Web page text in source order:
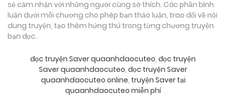
sẻ cảm nhận với những người cùng sở thích. Các phần bình
luận dưới mỗi chương cho phép bạn thảo luận, trao đổi về nội
dung truyện, tạo thêm hứng thú trong từng chương truyện
bạn đọc.
đọc truyện Saver quaanhdaocuteo, đọc truyện
Saver quaanhdaocuteo, đọc truyện Saver
quaanhdaocuteo online, truyện Saver tại
quaanhdaocuteo miễn phí